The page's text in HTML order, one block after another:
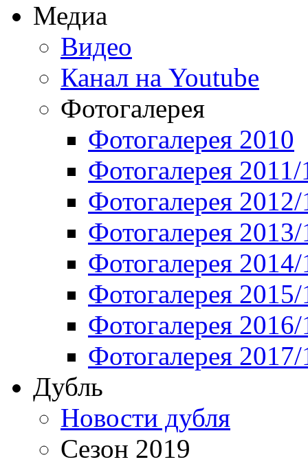
Медиа
Видео
Канал на Youtube
Фотогалерея
Фотогалерея 2010
Фотогалерея 2011/
Фотогалерея
Фотогалерея
Фотогалерея
Фотогалерея
Фотогалерея
Фотогалерея
Дубль
Новости дубля
Сезон 2019